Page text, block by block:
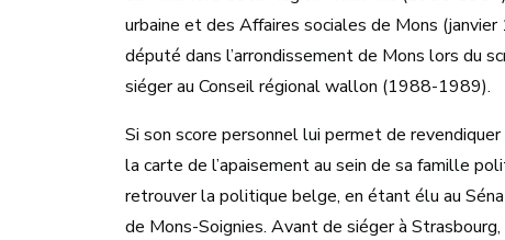
urbaine et des Affaires sociales de Mons
député dans l’arrondissement de Mons lors du
siéger au Conseil régional wallon (1988-1989).
Si son score personnel lui permet de
la carte de l’apaisement au sein de sa famille
retrouver la politique belge, en étant élu au
de Mons-Soignies. Avant de siéger à